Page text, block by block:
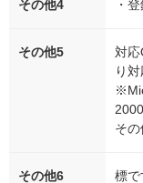
その他4 ・
その他5
対
り
そ
その他6
標